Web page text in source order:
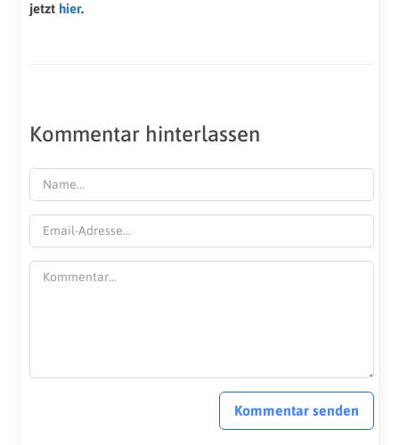
jetzt hier.
Kommentar hinterlassen
Kommentar senden